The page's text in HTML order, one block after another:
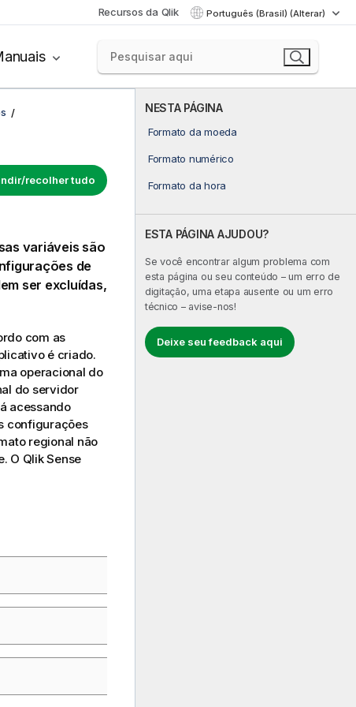
Recursos da Qlik Português (Brasil) (Alterar)
NESTA PÁGINA
Formato da moeda
Formato numérico
Formato da hora
ESTA PÁGINA AJUDOU?
Se você encontrar algum problema com
esta página ou seu conteúdo – um erro de
digitação, uma etapa ausente ou um erro
técnico – avise-nos!
Deixe seu feedback aqui
recolher tudo
variáveis são
de
ser excluídas,
com as
é criado.
operacional do
do servidor
acessando
configurações
regional não
. O Qlik Sense